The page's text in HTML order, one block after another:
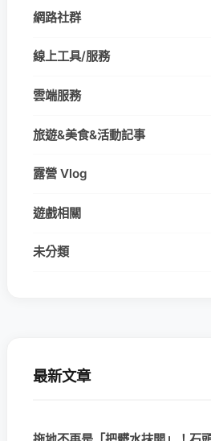
網路社群
線上工具/服務
雲端服務
旅遊&美食&活動記事
露營 Vlog
遊戲相關
未分類
最新文章